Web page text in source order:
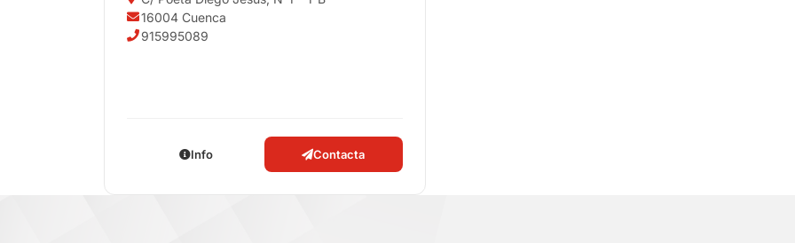
16004 Cuenca
915995089
Info Contacta